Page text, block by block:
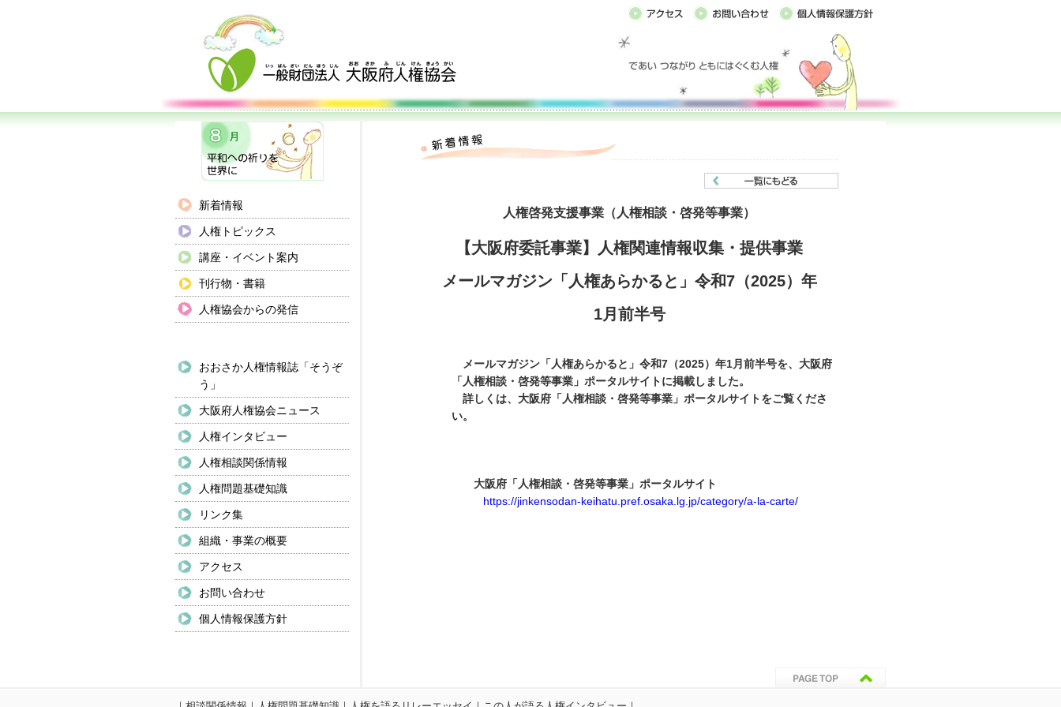
新着情報
人権トピックス
講座・イベント案内
刊行物・書籍
人権協会からの発信
おおさか人権情報誌「そうぞ
う」
大阪府人権協会ニュース
人権インタビュー
人権相談関係情報
人権問題基礎知識
リンク集
組織・事業の概要
アクセス
お問い合わせ
個人情報保護方針
人権啓発支援事業（人権相談・啓発等事業）
【大阪府委託事業】人権関連情報収集・提供事業
メールマガジン「人権あらかると」令和7（2025）年
1月前半号
メールマガジン「人権あらかると」令和7 （2025）年1月前半号を、大阪府
「人権相談・啓発等事業」ポータルサイトに掲載しました。
詳しくは、大阪府「人権相談・啓発等事業」ポータルサイトをご覧くださ
い。
大阪府「人権相談・啓発等事業」ポータルサイト
https://jinkensodan-keihatu.pref.osaka.lg.jp/category/a-la-carte/